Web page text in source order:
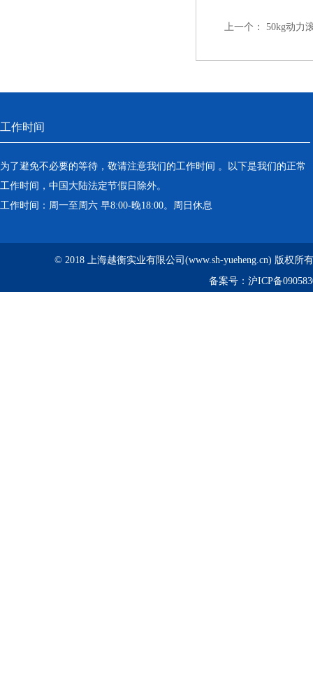
上一个： 50kg动力
工作时间
为了避免不必要的等待，敬请注意我们的工作时间 。以下是我们的正常
工作时间，中国大陆法定节假日除外。
工作时间：周一至周六 早8:00-晚18:00。周日休息
© 2018 上海越衡实业有限公司(www.sh-yueheng.cn) 版权所
备案号： 沪ICP备